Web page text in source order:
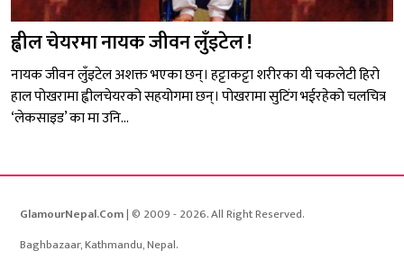
ह्वील चेयरमा नायक जीवन लुँइटेल !
नायक जीवन लुँइटेल अशक्त भएका छन्। हट्टाकट्टा शरीरका यी चकलेटी हिरो
हाल पोखरामा ह्वीलचेयरको सहयोगमा छन्। पोखरामा सुटिंग भईरहेको चलचित्र
‘लेकसाइड’ का मा उनि...
GlamourNepal.Com| © 2009 - 2026. All Right Reserved.
Baghbazaar, Kathmandu, Nepal.